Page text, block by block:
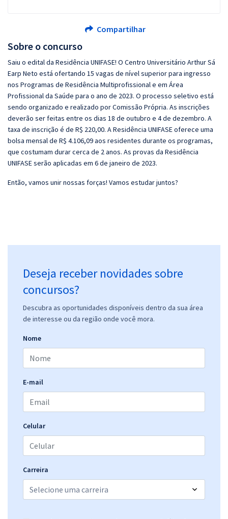
Sobre o concurso
Saiu o edital da Residência UNIFASE! O Centro Universitário Arthur Sá
Earp Neto está ofertando 15 vagas de nível superior para ingresso
nos Programas de Residência Multiprofissional e em Área
Profissional da Saúde para o ano de 2023. O processo seletivo está
sendo organizado e realizado por Comissão Própria. As inscrições
deverão ser feitas entre os dias 18 de outubro e 4 de dezembro. A
taxa de inscrição é de R$ 220,00. A Residência UNIFASE oferece uma
bolsa mensal de R$ 4.106,09 aos residentes durante os programas,
que costumam durar cerca de 2 anos. As provas da Residência
UNIFASE serão aplicadas em 6 de janeiro de 2023.
Então, vamos unir nossas forças! Vamos estudar juntos?
Deseja receber novidades sobre
concursos?
Descubra as oportunidades disponíveis dentro da sua área
de interesse ou da região onde você mora.
Nome
E-mail
Celular
Carreira
Compartilhar